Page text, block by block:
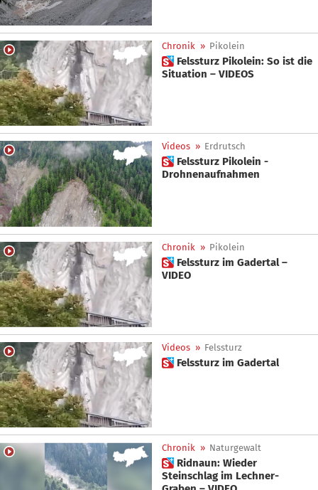
Chronik » Pikolein
 Felssturz Pikolein: So ist die
Situation – VIDEOS
Videos » Erdrutsch
 Felssturz Pikolein -
Drohnenaufnahmen
Chronik » Pikolein
 Felssturz im Gadertal –
VIDEO
Videos » Felssturz
 Felssturz im Gadertal
Chronik » Naturgewalt
 Ridnaun: Wieder
Steinschlag im Lechner-